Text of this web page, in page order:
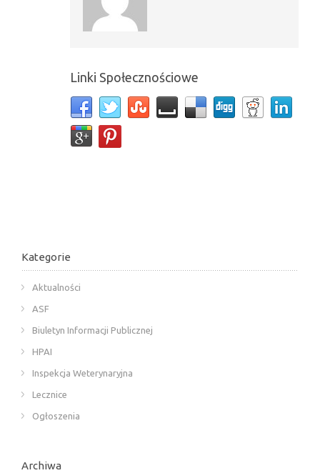
Linki Społecznościowe
Kategorie
Aktualności
ASF
Biuletyn Informacji Publicznej
HPAI
Inspekcja Weterynaryjna
Lecznice
Ogłoszenia
Archiwa